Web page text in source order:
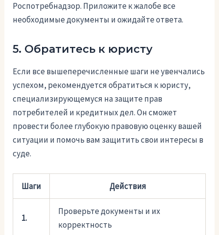
Роспотребнадзор. Приложите к жалобе все
необходимые документы и ожидайте ответа.
5. Обратитесь к юристу
Если все вышеперечисленные шаги не увенчались
успехом, рекомендуется обратиться к юристу,
специализирующемуся на защите прав
потребителей и кредитных дел. Он сможет
провести более глубокую правовую оценку вашей
ситуации и помочь вам защитить свои интересы в
суде.
Шаги Действия
1.
Проверьте документы и их
корректность